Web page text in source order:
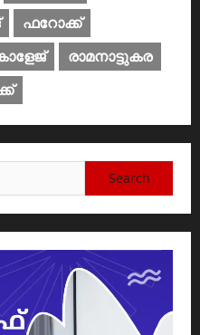
ഫറോക്ക്
രാമനാട്ടുകര